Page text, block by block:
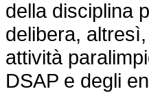
della disciplina
delibera,
attività
DSAP e degli